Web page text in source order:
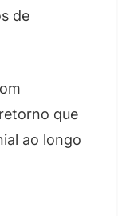
de
que
ao longo